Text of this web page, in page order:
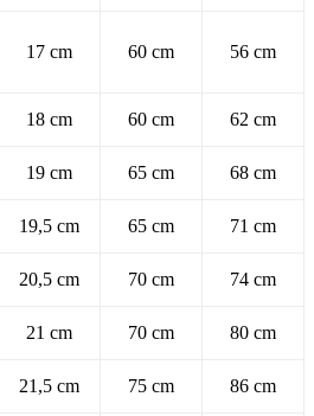
17 cm 60 cm 56 cm
18 cm 60 cm 62 cm
19 cm 65 cm 68 cm
19,5 cm 65 cm 71 cm
20,5 cm 70 cm 74 cm
21 cm 70 cm 80 cm
21,5 cm 75 cm 86 cm